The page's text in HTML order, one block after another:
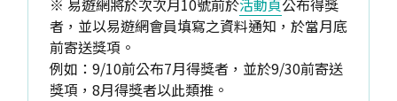
※ 易遊網將於次次月10號前於活動頁公布得獎
者，並以易遊網會員填寫之資料通知，於當月底
前寄送獎項。
例如：9/10前公布7月得獎者，並於9/30前寄送
獎項，8月得獎者以此類推。